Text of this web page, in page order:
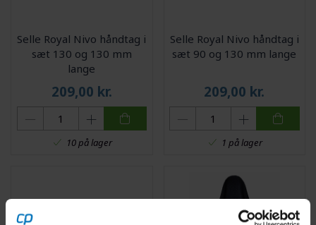
Selle Royal Nivo håndtag i
sæt 130 og 130 mm
lange
209,00 kr.
10 på lager
Selle Royal Nivo håndtag i
sæt 90 og 130 mm lange
209,00 kr.
1 på lager